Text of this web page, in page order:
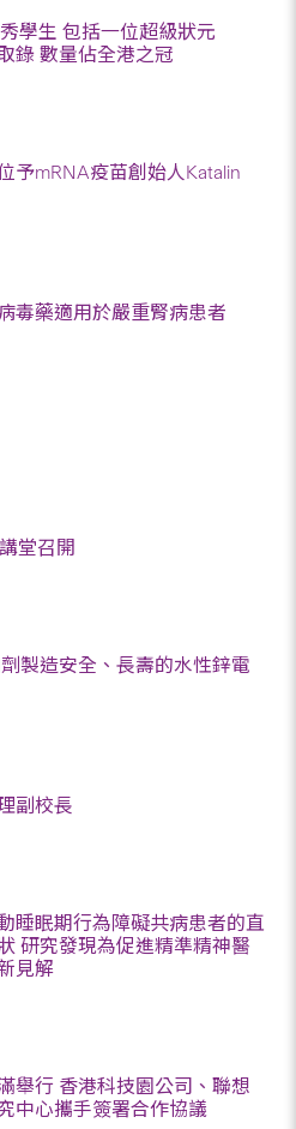
學生 包括一位超級狀元
錄 數量佔全港之冠
予mRNA疫苗創始人Katalin
毒藥適用於嚴重腎病患者
堂召開
製造安全、長壽的水性鋅電
副校長
睡眠期行為障礙共病患者的直
研究發現為促進精準精神醫
見解
舉行 香港科技園公司、聯想
中心攜手簽署合作協議